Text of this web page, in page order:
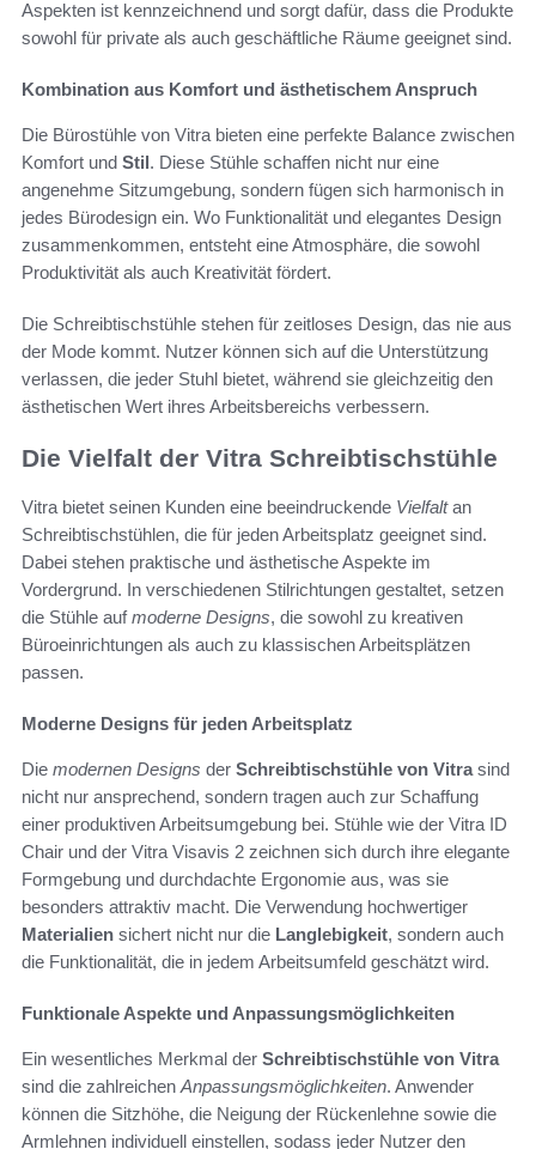
Aspekten ist kennzeichnend und sorgt dafür, dass die Produkte
sowohl für private als auch geschäftliche Räume geeignet sind.
Kombination aus Komfort und ästhetischem Anspruch
Die Bürostühle von Vitra bieten eine perfekte Balance zwischen
Komfort und Stil. Diese Stühle schaffen nicht nur eine
angenehme Sitzumgebung, sondern fügen sich harmonisch in
jedes Bürodesign ein. Wo Funktionalität und elegantes Design
zusammenkommen, entsteht eine Atmosphäre, die sowohl
Produktivität als auch Kreativität fördert.
Die Schreibtischstühle stehen für zeitloses Design, das nie aus
der Mode kommt. Nutzer können sich auf die Unterstützung
verlassen, die jeder Stuhl bietet, während sie gleichzeitig den
ästhetischen Wert ihres Arbeitsbereichs verbessern.
Die Vielfalt der Vitra Schreibtischstühle
Vitra bietet seinen Kunden eine beeindruckende Vielfaltan
Schreibtischstühlen, die für jeden Arbeitsplatz geeignet sind.
Dabei stehen praktische und ästhetische Aspekte im
Vordergrund. In verschiedenen Stilrichtungen gestaltet, setzen
die Stühle aufmoderne Designs, die sowohl zu kreativen
Büroeinrichtungen als auch zu klassischen Arbeitsplätzen
passen.
Moderne Designs für jeden Arbeitsplatz
Die modernen Designs der Schreibtischstühle von Vitrasind
nicht nur ansprechend, sondern tragen auch zur Schaffung
einer produktiven Arbeitsumgebung bei. Stühle wie der Vitra ID
Chair und der Vitra Visavis 2 zeichnen sich durch ihre elegante
Formgebung und durchdachte Ergonomie aus, was sie
besonders attraktiv macht. Die Verwendung hochwertiger
Materialien sichert nicht nur die Langlebigkeit, sondern auch
die Funktionalität, die in jedem Arbeitsumfeld geschätzt wird.
Funktionale Aspekte und Anpassungsmöglichkeiten
Ein wesentliches Merkmal der Schreibtischstühle von Vitra
sind die zahlreichen Anpassungsmöglichkeiten. Anwender
können die Sitzhöhe, die Neigung der Rückenlehne sowie die
Armlehnen individuell einstellen, sodass jeder Nutzer den